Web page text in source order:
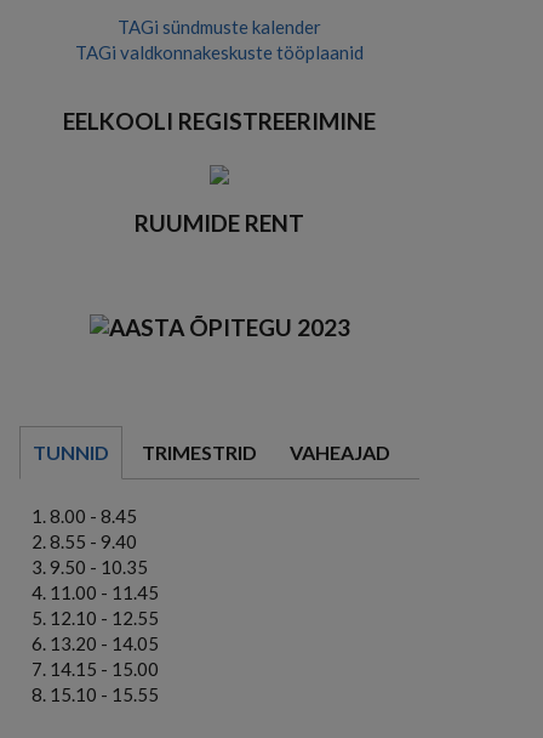
TAGi sündmuste kalender
TAGi valdkonnakeskuste tööplaanid
EELKOOLI REGISTREERIMINE
RUUMIDE RENT
TUNNID TRIMESTRID VAHEAJAD
8.00 - 8.45
8.55 - 9.40
9.50 - 10.35
11.00 - 11.45
12.10 - 12.55
13.20 - 14.05
14.15 - 15.00
15.10 - 15.55